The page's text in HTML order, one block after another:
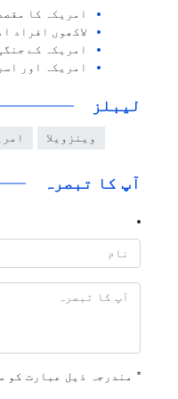
امریکہ کا
لاکھوں افراد
امریکہ کے
امریکہ اور
لیبلز
وینزویلا
آپ کا تبصرہ
* مندرجہ ذیل عبارت کو